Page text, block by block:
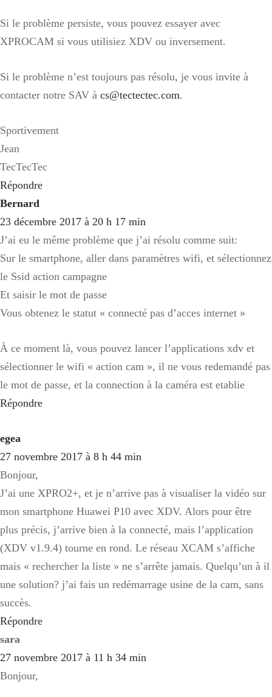
Si le problème persiste, vous pouvez essayer avec
XPROCAM si vous utilisiez XDV ou inversement.
Si le problème n’est toujours pas résolu, je vous invite à
contacter notre SAV à cs@tectectec.com.
Sportivement
Jean
TecTecTec
Répondre
Bernard
23 décembre 2017 à 20 h 17 min
J’ai eu le même problème que j’ai résolu comme suit:
Sur le smartphone, aller dans paramètres wifi, et sélectionnez
le Ssid action campagne
Et saisir le mot de passe
Vous obtenez le statut « connecté pas d’acces internet »
À ce moment là, vous pouvez lancer l’applications xdv et
sélectionner le wifi « action cam », il ne vous redemandé pas
le mot de passe, et la connection à la caméra est etablie
Répondre
egea
27 novembre 2017 à 8 h 44 min
Bonjour,
J’ai une XPRO2+, et je n’arrive pas à visualiser la vidéo sur
mon smartphone Huawei P10 avec XDV. Alors pour être
plus précis, j’arrive bien à la connecté, mais l’application
(XDV v1.9.4) tourne en rond. Le réseau XCAM s’affiche
mais « rechercher la liste » ne s’arrête jamais. Quelqu’un à il
une solution? j’ai fais un redémarrage usine de la cam, sans
succès.
Répondre
sara
27 novembre 2017 à 11 h 34 min
Bonjour,